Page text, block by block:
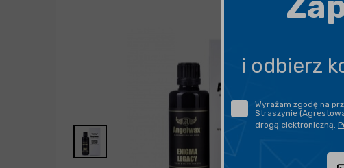
i odbierz
Wyrażam zgodę na
Straszynie
drogą elektroniczną.